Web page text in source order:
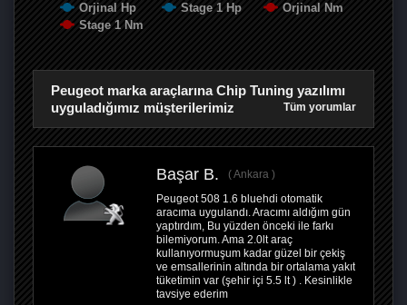
Orjinal Hp Stage 1 Hp
Orjinal Nm
Stage 1 Nm
Peugeot marka araçlarına Chip Tuning yazılımı
uyguladığımız müşterilerimiz
Tüm yorumlar
Başar B.
Ankara
Peugeot 508 1.6 bluehdi otomatik
aracıma uygulandı. Aracımı aldığım gün
yaptırdım, Bu yüzden önceki ile farkı
bilemiyorum. Ama 2.0lt araç
kullanıyormuşum kadar güzel bir çekiş
ve emsallerinin altında bir ortalama yakıt
tüketimin var (şehir içi 5.5 lt ) . Kesinlikle
tavsiye ederim